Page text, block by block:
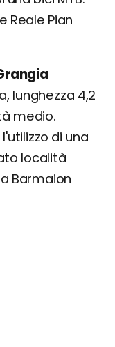
Reale Pian
lunghezza 4,2
medio.
di una
località
Barmaion